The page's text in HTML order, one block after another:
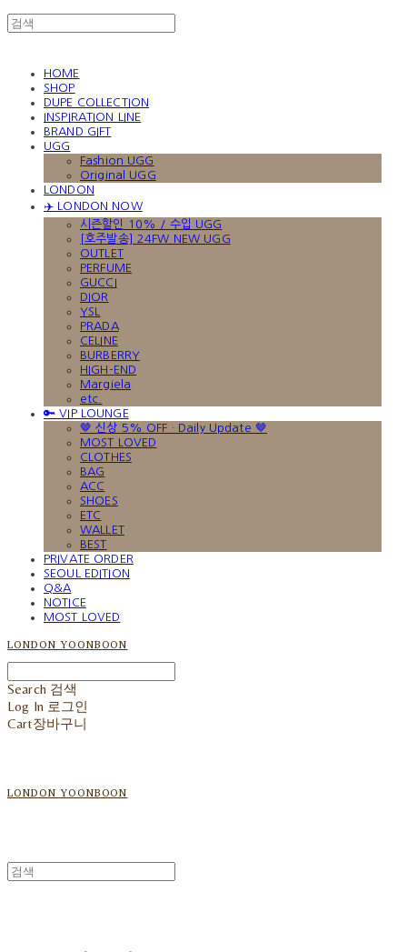
HOME
SHOP
DUPE COLLECTION
INSPIRATION LINE
BRAND GIFT
UGG
Fashion UGG
Original UGG
LONDON
✈️ LONDON NOW
시즌할인 10% / 수입 UGG
[호주발송] 24FW NEW UGG
OUTLET
PERFUME
GUCCI
DIOR
YSL
PRADA
CELINE
BURBERRY
HIGH-END
Margiela
etc.
🔑 VIP LOUNGE
🤎 신상 5% OFF · Daily Update 🤎
MOST LOVED
CLOTHES
BAG
ACC
SHOES
ETC
WALLET
BEST
PRIVATE ORDER
SEOUL EDITION
Q&A
NOTICE
MOST LOVED
LONDON YOONBOON
Search 검색
Log In 로그인
Cart장바구니
LONDON YOONBOON